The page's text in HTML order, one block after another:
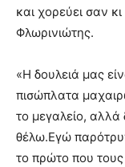
και χορεύει σαν
Φλωρινιώτης.
«Η δουλειά μας
πισώπλατα
το μεγαλείο,
θέλω.Εγώ
το πρώτο που τους